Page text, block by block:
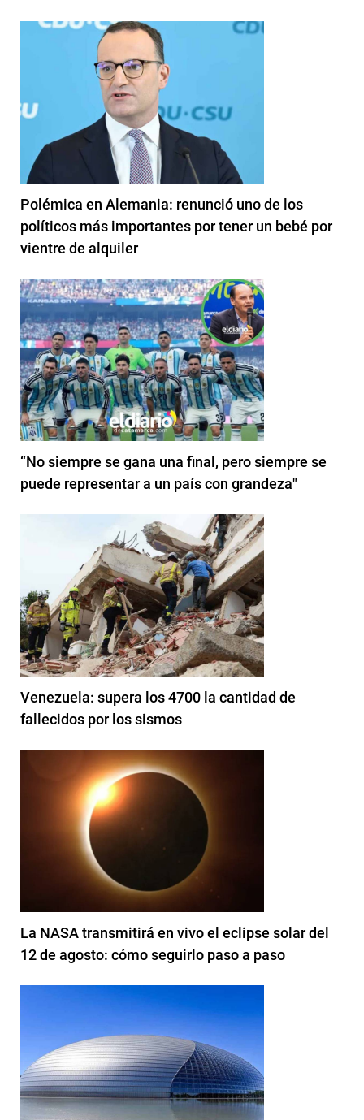
Polémica en Alemania: renunció uno de los
políticos más importantes por tener un bebé por
vientre de alquiler
“No siempre se gana una final, pero siempre se
puede representar a un país con grandeza"
Venezuela: supera los 4700 la cantidad de
fallecidos por los sismos
La NASA transmitirá en vivo el eclipse solar del
12 de agosto: cómo seguirlo paso a paso